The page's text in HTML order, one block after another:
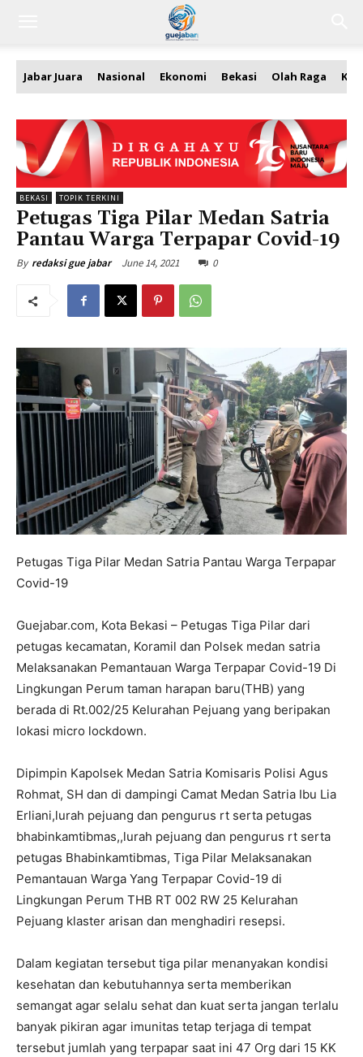
Jabar Juara Nasional Ekonomi Bekasi Olah Raga
BEKASI TOPIK TERKINI
Petugas Tiga Pilar Medan Satria
Pantau Warga Terpapar Covid-19
By redaksi gue jabar June 14, 2021 0
Petugas Tiga Pilar Medan Satria Pantau Warga Terpapar
Covid-19
Guejabar.com, Kota Bekasi – Petugas Tiga Pilar dari
petugas kecamatan, Koramil dan Polsek medan satria
Melaksanakan Pemantauan Warga Terpapar Covid-19 Di
Lingkungan Perum taman harapan baru(THB) yang
berada di Rt.002/25 Kelurahan Pejuang yang beripakan
lokasi micro lockdown.
Dipimpin Kapolsek Medan Satria Komisaris Polisi Agus
Rohmat, SH dan di dampingi Camat Medan Satria Ibu Lia
Erliani,lurah pejuang dan pengurus rt serta petugas
bhabinkamtibmas,,lurah pejuang dan pengurus rt serta
petugas Bhabinkamtibmas, Tiga Pilar Melaksanakan
Pemantauan Warga Yang Terpapar Covid-19 di
Lingkungan Perum THB RT 002 RW 25 Kelurahan
Pejuang klaster arisan dan menghadiri resepsi.
Dalam kegiatan tersebut tiga pilar menanyakan kondisi
kesehatan dan kebutuhannya serta memberikan
semangat agar selalu sehat dan kuat serta jangan terlalu
banyak pikiran agar imunitas tetap terjaga di tempat
tersebut jumlah yang terpapar saat ini 47 Org dari 15 KK